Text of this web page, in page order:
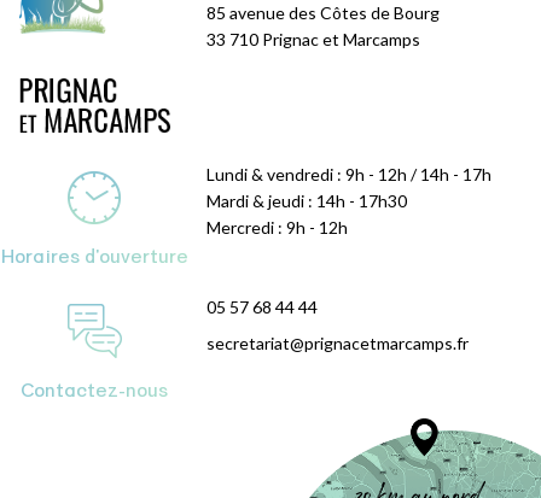
85 avenue des Côtes de Bourg
33 710 Prignac et Marcamps
Horaires d'ouverture
Lundi & vendredi : 9h - 12h / 14h - 17h
Mardi & jeudi : 14h - 17h30
Mercredi : 9h - 12h
Contactez-nous
05 57 68 44 44
secretariat@prignacetmarcamps.fr